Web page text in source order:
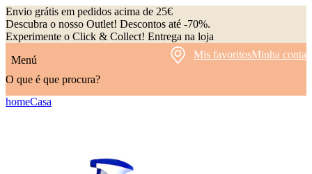
Envio grátis em pedidos acima de 25€
Descubra o nosso Outlet! Descontos até -70%.
Experimente o Click & Collect! Entrega na loja
Menú
Mis favoritosMinha conta
O que é que procura?
homeCasa